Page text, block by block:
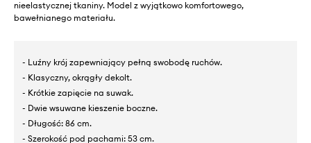
nieelastycznej tkaniny. Model z wyjątkowo komfortowego,
bawełnianego materiału.
- Luźny krój zapewniający pełną swobodę ruchów.
- Klasyczny, okrągły dekolt.
- Krótkie zapięcie na suwak.
- Dwie wsuwane kieszenie boczne.
- Długość: 86 cm.
- Szerokość pod pachami: 53 cm.